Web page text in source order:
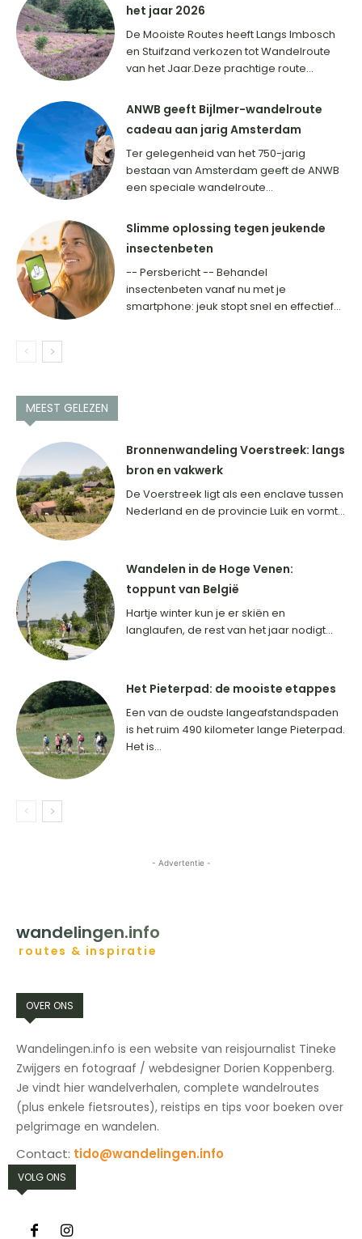
het jaar 2026
De Mooiste Routes heeft Langs Imbosch
en Stuifzand verkozen tot Wandelroute
van het Jaar.Deze prachtige route...
ANWB geeft Bijlmer-wandelroute
cadeau aan jarig Amsterdam
Ter gelegenheid van het 750-jarig
bestaan van Amsterdam geeft de ANWB
een speciale wandelroute...
Slimme oplossing tegen jeukende
insectenbeten
-- Persbericht -- Behandel
insectenbeten vanaf nu met je
smartphone: jeuk stopt snel en effectief...
MEEST GELEZEN
Bronnenwandeling Voerstreek: langs
bron en vakwerk
De Voerstreek ligt als een enclave tussen
Nederland en de provincie Luik en vormt...
Wandelen in de Hoge Venen:
toppunt van België
Hartje winter kun je er skiën en
langlaufen, de rest van het jaar nodigt...
Het Pieterpad: de mooiste etappes
Een van de oudste langeafstandspaden
is het ruim 490 kilometer lange Pieterpad.
Het is...
- Advertentie -
wandelingen.info
routes & inspiratie
OVER ONS
Wandelingen.info is een website van reisjournalist Tineke
Zwijgers en fotograaf / webdesigner Dorien Koppenberg.
Je vindt hier wandelverhalen, complete wandelroutes
(plus enkele fietsroutes), reistips en tips voor boeken over
pelgrimage en wandelen.
Contact: tido@wandelingen.info
VOLG ONS